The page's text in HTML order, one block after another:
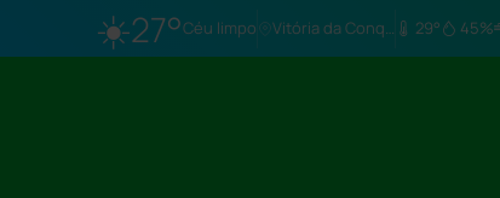
☀️27°Céu limpo Vitória da Conq… 29° 45%